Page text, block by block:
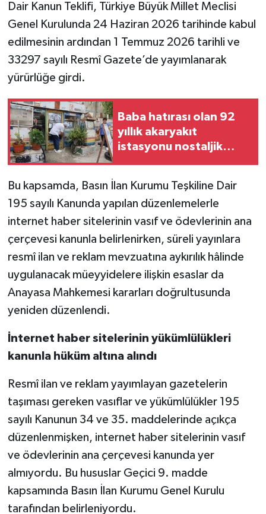
Dair Kanun Teklifi, Türkiye Büyük Millet Meclisi
Genel Kurulunda 24 Haziran 2026 tarihinde kabul
edilmesinin ardından 1 Temmuz 2026 tarihli ve
33297 sayılı Resmî Gazete’de yayımlanarak
yürürlüğe girdi.
Baba hatırası olan 92
yıllık akaryakıt
istasyonu nostaljik
Bu kapsamda, Basın İlan Kurumu Teşkiline Dair
195 sayılı Kanunda yapılan düzenlemelerle
internet haber sitelerinin vasıf ve ödevlerinin ana
çerçevesi kanunla belirlenirken, süreli yayınlara
resmî ilan ve reklam mevzuatına aykırılık hâlinde
uygulanacak müeyyidelere ilişkin esaslar da
Anayasa Mahkemesi kararları doğrultusunda
yeniden düzenlendi.
İnternet haber sitelerinin yükümlülükleri
kanunla hüküm altına alındı
Resmî ilan ve reklam yayımlayan gazetelerin
taşıması gereken vasıflar ve yükümlülükler 195
sayılı Kanunun 34 ve 35. maddelerinde açıkça
düzenlenmişken, internet haber sitelerinin vasıf
ve ödevlerinin ana çerçevesi kanunda yer
almıyordu. Bu hususlar Geçici 9. madde
kapsamında Basın İlan Kurumu Genel Kurulu
tarafından belirleniyordu.